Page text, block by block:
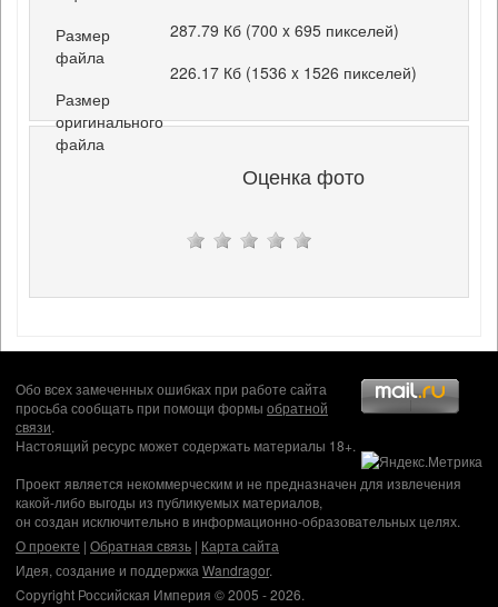
Размер
файла
287.79 Кб (700 x 695 пикселей)
Размер
оригинального
файла
226.17 Кб (1536 x 1526 пикселей)
Оценка фото
Обо всех замеченных ошибках при работе сайта
просьба сообщать при помощи формы обратной
связи.
Настоящий ресурс может содержать материалы 18+.
Проект является некоммерческим и не предназначен для извлечения
какой-либо выгоды из публикуемых материалов,
он создан исключительно в информационно-образовательных целях.
О проекте | Обратная связь | Карта сайта
Идея, создание и поддержкаWandragor.
Copyright Российская Империя © 2005 - 2026.